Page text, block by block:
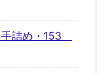
詰め・153